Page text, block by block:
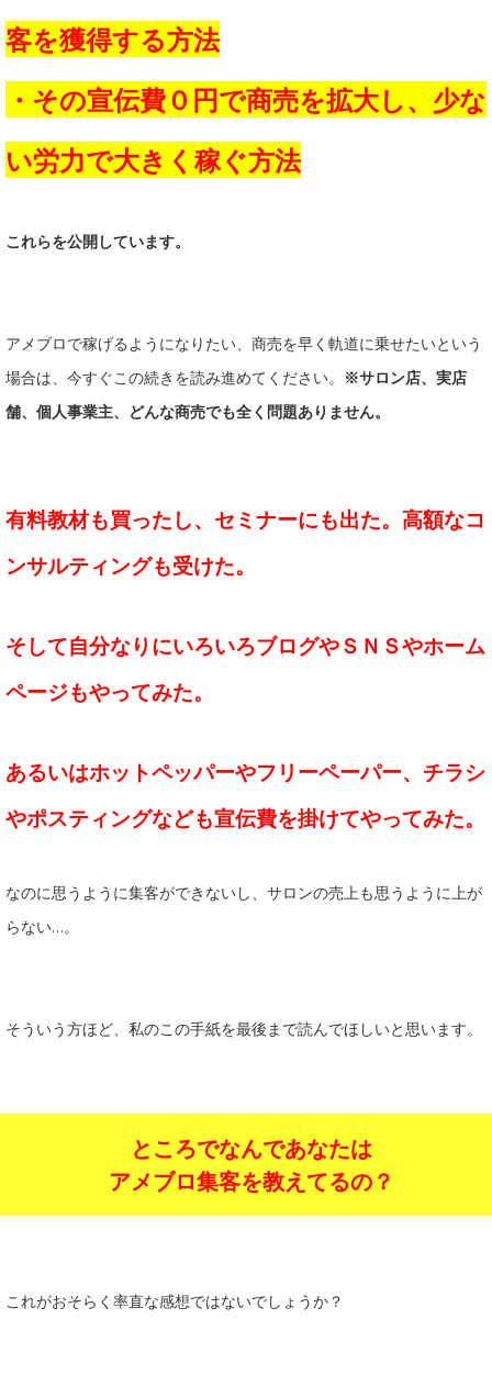
客を獲得する方法
・その宣伝費０円で商売を拡大し、少な
い労力で大きく稼ぐ方法
これらを公開しています。
アメブロで稼げるようになりたい、商売を早く軌道に乗せたいという
場合は、今すぐこの続きを読み進めてください。 ※サロン店、実店
舗、個人事業主、どんな商売でも全く問題ありません。
有料教材も買ったし、セミナーにも出た。高額なコ
ンサルティングも受けた。
そして自分なりにいろいろブログやＳＮＳやホーム
ページもやってみた。
あるいはホットペッパーやフリーペーパー、チラシ
やポスティングなども宣伝費を掛けてやってみた。
なのに思うように集客ができないし、サロンの売上も思うように上が
らない…。
そういう方ほど、私のこの手紙を最後まで読んでほしいと思います。
ところでなんであなたは
アメブロ集客を教えてるの？
これがおそらく率直な感想ではないでしょうか？